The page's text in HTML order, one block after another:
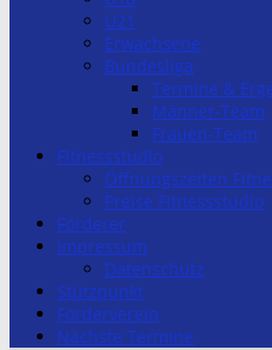
U21
Erwachsene
Bundesliga
Termine &
Männer-Team
Frauen-Team
Fitnessstudio
Öffnungszeiten
Preise Fitnessstudio
Förderer
Impressum
Datenschutz
Stützpunkt
Förderverein
Nächste Termine